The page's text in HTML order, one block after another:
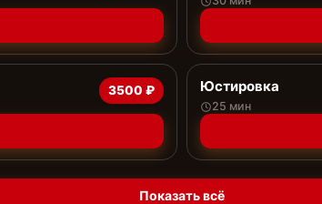
3500 ₽ Юстировка
25 мин
Показать всё